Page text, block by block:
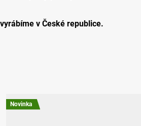
v České republice.
Novinka